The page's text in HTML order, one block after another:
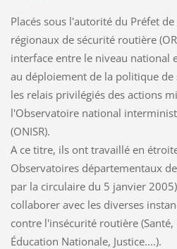
Placés sous l'autorité du Préfet
régionaux de sécurité routière
interface entre le niveau national
au déploiement de la politique
les relais privilégiés des actions
l'Observatoire national
(ONISR).
A ce titre, ils ont travaillé en
Observatoires départementaux
par la circulaire du 5 janvier
collaborer avec les diverses
contre l'insécurité routière (Santé,
Éducation Nationale, Justice....).